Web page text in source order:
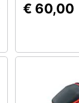
€ 60,00